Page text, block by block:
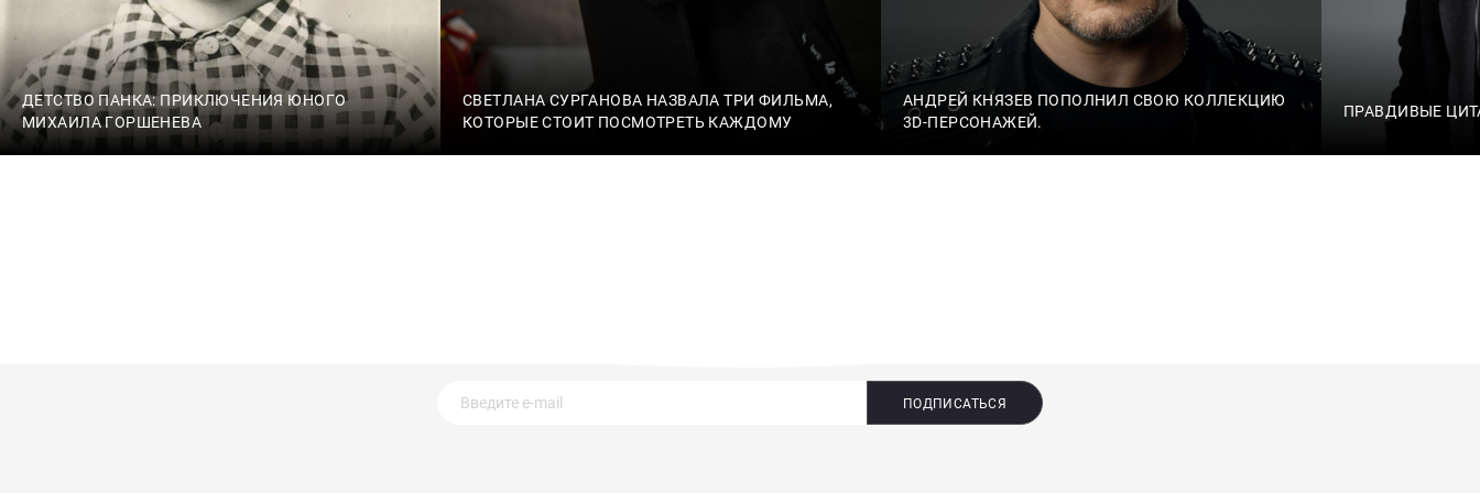
ДЕТСТВО ПАНКА: ПРИКЛЮЧЕНИЯ ЮНОГО
МИХАИЛА ГОРШЕНЕВА
СВЕТЛАНА СУРГАНОВА НАЗВАЛА ТРИ ФИЛЬМА,
КОТОРЫЕ СТОИТ ПОСМОТРЕТЬ КАЖДОМУ
АНДРЕЙ КНЯЗЕВ ПОПОЛНИЛ СВОЮ КОЛЛЕКЦИЮ
3D-ПЕРСОНАЖЕЙ.
ПРАВДИВЫЕ
ПОДПИСАТЬСЯ